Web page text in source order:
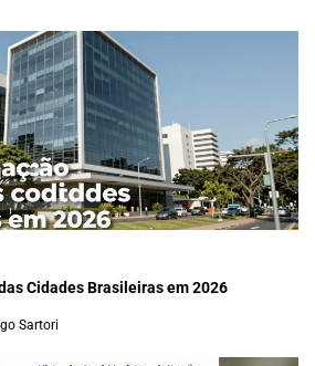
Cidades Brasileiras em 2026
Sartori